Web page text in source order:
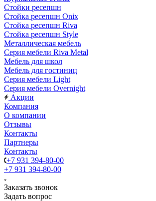
Стойки ресепшн
Стойка ресепшн Onix
Стойка ресепшн Riva
Стойка ресепшн Style
Металлическая мебель
Серия мебели Riva Metal
Мебель для школ
Мебель для гостиниц
Серия мебели Light
Серия мебели Overnight
Акции
Компания
О компании
Отзывы
Контакты
Партнеры
Контакты
+7 931 394-80-00
+7 931 394-80-00
Заказать звонок
Задать вопрос